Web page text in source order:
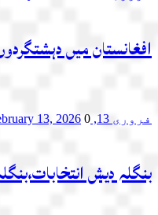
افغانستان میں
فروری 13, 2026 13, 2026 0 تبصرے
بنگلہ دیش